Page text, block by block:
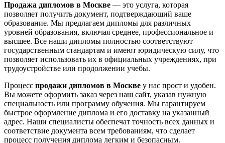
Продажа дипломов в Москве — это услуга, которая
позволяет получить документ, подтверждающий ваше
образование. Мы предлагаем дипломы для различных
уровней образования, включая среднее, профессиональное и
высшее. Все наши дипломы полностью соответствуют
государственным стандартам и имеют юридическую силу, что
позволяет использовать их в официальных учреждениях, при
трудоустройстве или продолжении учебы.
Процесс продажи дипломов в Москве у нас прост и удобен.
Вы можете оформить заказ через наш сайт, указав нужную
специальность или программу обучения. Мы гарантируем
быстрое оформление диплома и его доставку на указанный
адрес. Наши специалисты обеспечат точность всех данных и
соответствие документа всем требованиям, что сделает
процесс получения диплома легким и безопасным.